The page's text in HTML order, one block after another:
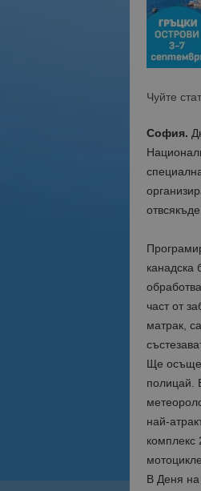
Чуйте
София.
отвсякъде.
канадска
част от
матрак,
Ще
полицай.
най-
комплекс
В Деня на